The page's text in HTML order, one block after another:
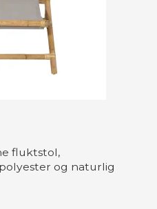
fluktstol,
og naturlig